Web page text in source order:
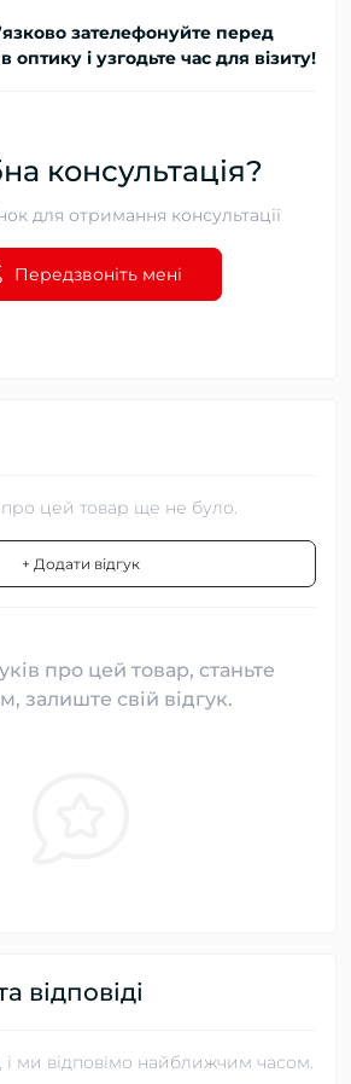
зателефонуйте перед
оптику і узгодьте час для візиту!
консультація?
для отримання консультації
Передзвоніть мені
про цей товар ще не було.
+ Додати відгук
про цей товар, станьте
залиште свій відгук.
відповіді
і ми відповімо найближчим часом.